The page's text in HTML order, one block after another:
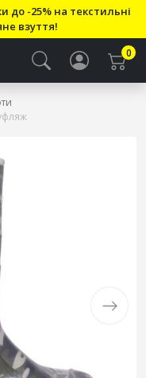
до -25% на текстильні
взуття!
0